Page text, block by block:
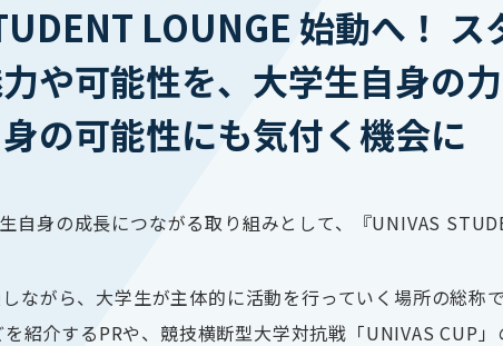
LOUNGE 始動へ！
や可能性を、大学生自身の
の可能性にも気付く機会に
自身の成長につながる取り組みとして、『UNIVAS
ながら、大学生が主体的に活動を行っていく場所の総
紹介するPRや、競技横断型大学対抗戦「UNIVAS CUP」